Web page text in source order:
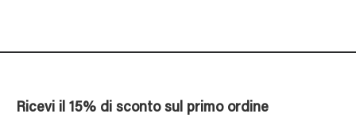
Ricevi il 15% di sconto sul primo ordine